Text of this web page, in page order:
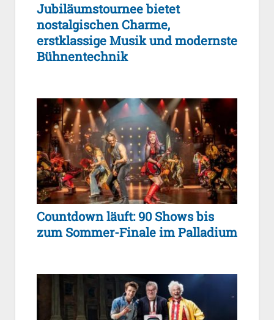
Jubiläumstournee bietet
nostalgischen Charme,
erstklassige Musik und modernste
Bühnentechnik
Countdown läuft: 90 Shows bis
zum Sommer-Finale im Palladium